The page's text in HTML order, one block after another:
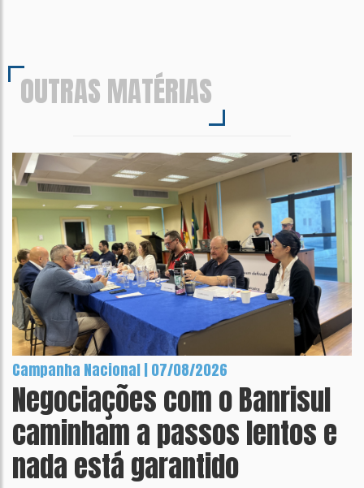
OUTRAS MATÉRIAS
Campanha Nacional | 07/08/2026
Negociações com o Banrisul
caminham a passos lentos e
nada está garantido